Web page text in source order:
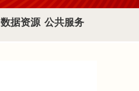
数据资源 公共服务